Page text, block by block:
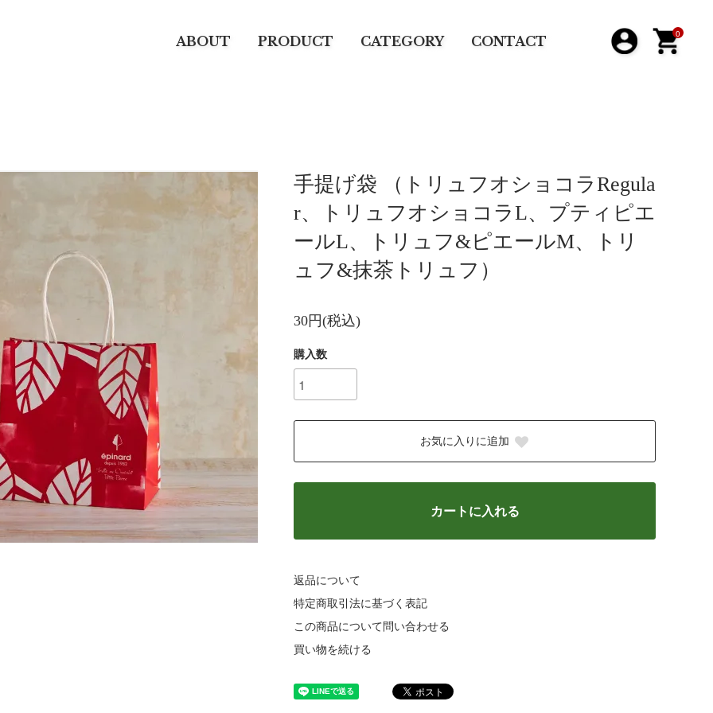
ABOUT PRODUCT CATEGORY CONTACT 0
手提げ袋 （トリュフオショコラRegula
r、トリュフオショコラL、プティピエ
ールL、トリュフ&ピエールM、トリ
ュフ&抹茶トリュフ）
30円(税込)
購入数
お気に入りに追加
カートに入れる
返品について
特定商取引法に基づく表記
この商品について問い合わせる
買い物を続ける